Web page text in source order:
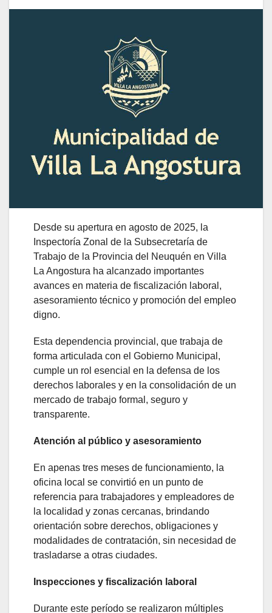
Desde su apertura en agosto de 2025, la
Inspectoría Zonal de la Subsecretaría de
Trabajo de la Provincia del Neuquén en Villa
La Angostura ha alcanzado importantes
avances en materia de fiscalización laboral,
asesoramiento técnico y promoción del empleo
digno.
Esta dependencia provincial, que trabaja de
forma articulada con el Gobierno Municipal,
cumple un rol esencial en la defensa de los
derechos laborales y en la consolidación de un
mercado de trabajo formal, seguro y
transparente.
Atención al público y asesoramiento
En apenas tres meses de funcionamiento, la
oficina local se convirtió en un punto de
referencia para trabajadores y empleadores de
la localidad y zonas cercanas, brindando
orientación sobre derechos, obligaciones y
modalidades de contratación, sin necesidad de
trasladarse a otras ciudades.
Inspecciones y fiscalización laboral
Durante este período se realizaron múltiples